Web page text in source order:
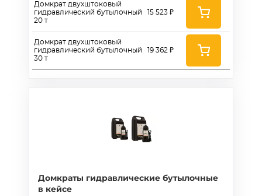
Домкрат двухштоковый
гидравлический бутылочный
20 т
Домкрат двухштоковый
гидравлический бутылочный
30 т
15 523 ₽
19 362 ₽
Домкраты гидравлические бутылочные
в кейсе